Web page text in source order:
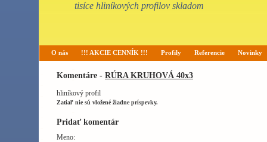
tisíce hliníkových profilov skladom
O nás !!! AKCIE CENNÍK !!! Profily Referencie Novinky
Komentáre - RÚRA KRUHOVÁ 40x3
hliníkový profil
Zatiaľ nie sú vložené žiadne príspevky.
Pridať komentár
Meno: